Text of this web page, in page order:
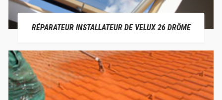
RÉPARATEUR INSTALLATEUR DE VELUX 26 DRÔME